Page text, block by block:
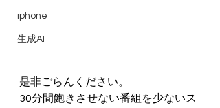
iphone
生成AI
是非ごらんください。
30分間飽きさせない番組を少ないス